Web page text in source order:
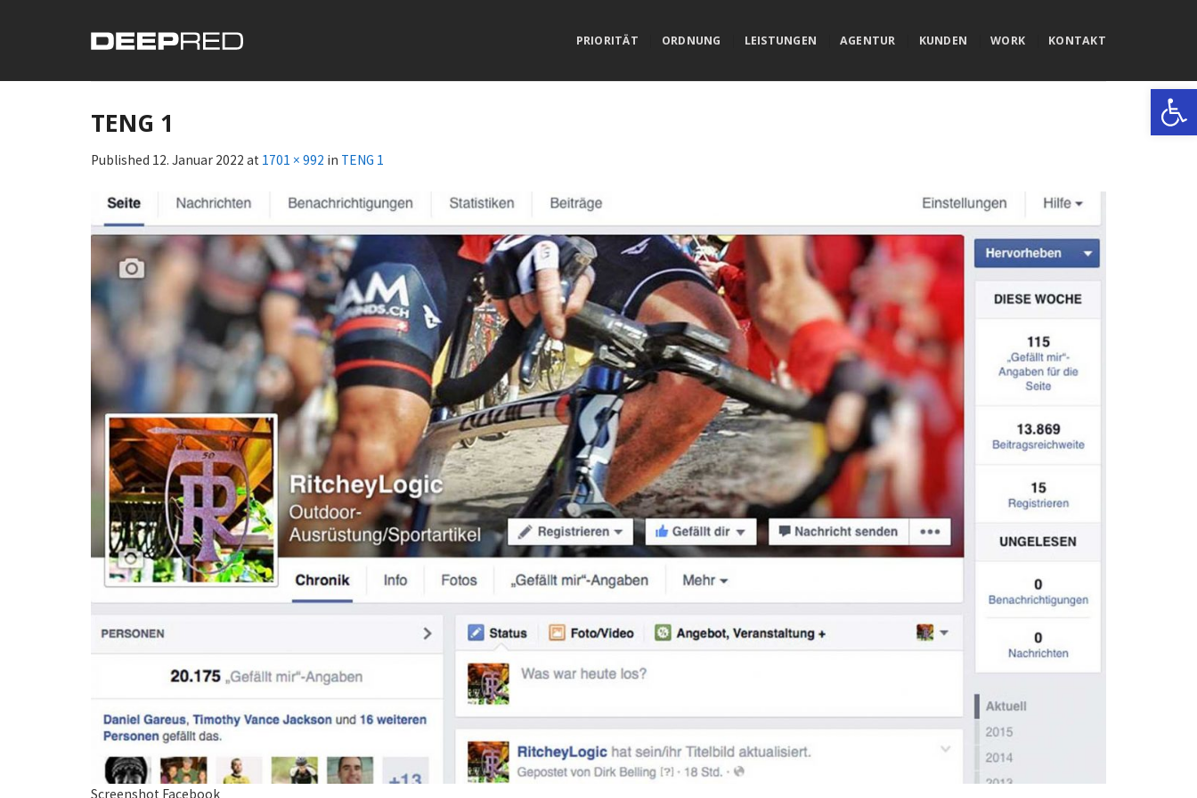
PRIORITÄT ORDNUNG LEISTUNGEN AGENTUR KUNDEN WORK KONTAKT
TENG 1
Published 12. Januar 2022 at 1701 × 992 in TENG 1
Screenshot Facebook